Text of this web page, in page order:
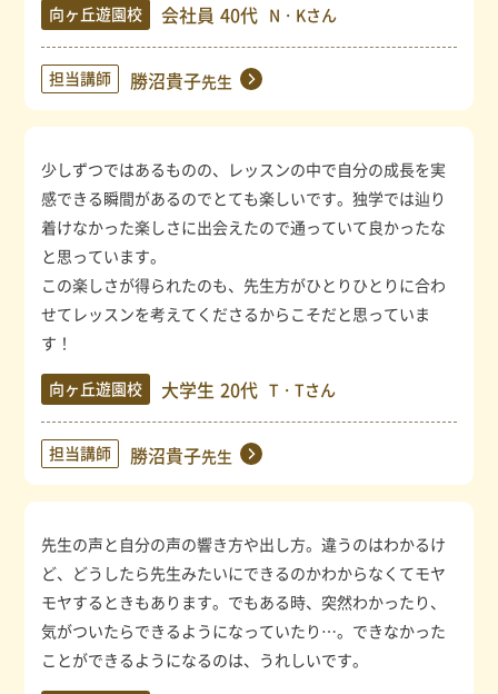
向ヶ丘遊園校 会社員 40代 N・Kさん
担当講師 勝沼貴子先生
少しずつではあるものの、レッスンの中で自分の成長を実
感できる瞬間があるのでとても楽しいです。独学では辿り
着けなかった楽しさに出会えたので通っていて良かったな
と思っています。
この楽しさが得られたのも、先生方がひとりひとりに合わ
せてレッスンを考えてくださるからこそだと思っていま
す！
向ヶ丘遊園校 大学生 20代 T・Tさん
担当講師 勝沼貴子先生
先生の声と自分の声の響き方や出し方。違うのはわかるけ
ど、どうしたら先生みたいにできるのかわからなくてモヤ
モヤするときもあります。でもある時、突然わかったり、
気がついたらできるようになっていたり…。できなかった
ことができるようになるのは、うれしいです。